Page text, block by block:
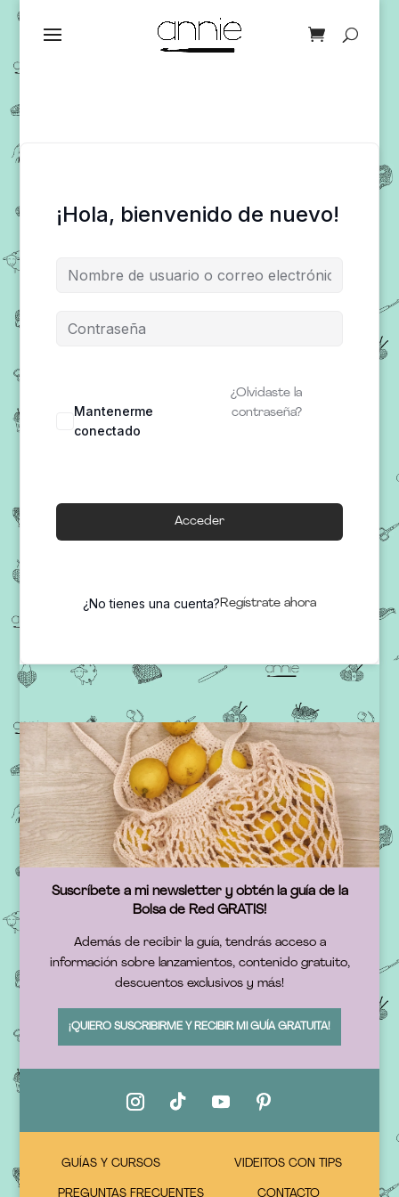
¡Hola, bienvenido de nuevo!
Mantenerme
conectado
¿Olvidaste la
contraseña?
Acceder
¿No tienes una cuenta?Regístrate ahora
Suscríbete a mi newsletter y obtén la guía de la
Bolsa de Red GRATIS!
Además de recibir la guía, tendrás acceso a
información sobre lanzamientos, contenido gratuito,
descuentos exclusivos y más!
¡QUIERO SUSCRIBIRME Y RECIBIR MI GUÍA GRATUITA!
GUÍAS Y CURSOS VIDEITOS CON TIPS
PREGUNTAS FRECUENTES CONTACTO